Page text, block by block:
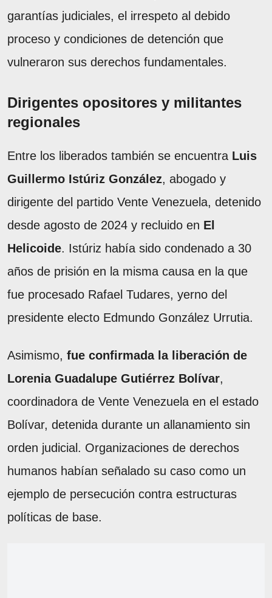
garantías judiciales, el irrespeto al debido
proceso y condiciones de detención que
vulneraron sus derechos fundamentales.
Dirigentes opositores y militantes
regionales
Entre los liberados también se encuentra Luis
Guillermo Istúriz González, abogado y
dirigente del partido Vente Venezuela, detenido
desde agosto de 2024 y recluido en El
Helicoide. Istúriz había sido condenado a 30
años de prisión en la misma causa en la que
fue procesado Rafael Tudares, yerno del
presidente electo Edmundo González Urrutia.
Asimismo, fue confirmada la liberación de
Lorenia Guadalupe Gutiérrez Bolívar,
coordinadora de Vente Venezuela en el estado
Bolívar, detenida durante un allanamiento sin
orden judicial. Organizaciones de derechos
humanos habían señalado su caso como un
ejemplo de persecución contra estructuras
políticas de base.